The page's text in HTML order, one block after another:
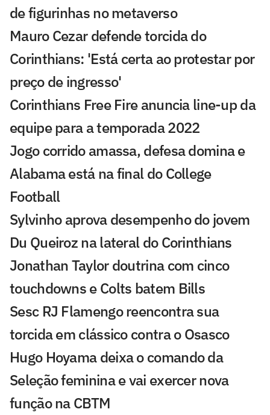
de figurinhas no metaverso
Mauro Cezar defende torcida do
Corinthians: 'Está certa ao protestar por
preço de ingresso'
Corinthians Free Fire anuncia line-up da
equipe para a temporada 2022
Jogo corrido amassa, defesa domina e
Alabama está na final do College
Football
Sylvinho aprova desempenho do jovem
Du Queiroz na lateral do Corinthians
Jonathan Taylor doutrina com cinco
touchdowns e Colts batem Bills
Sesc RJ Flamengo reencontra sua
torcida em clássico contra o Osasco
Hugo Hoyama deixa o comando da
Seleção feminina e vai exercer nova
função na CBTM